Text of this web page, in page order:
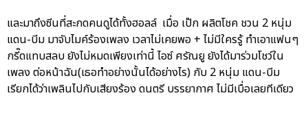
และมาถึงซีนที่สะกดคนดูได้ทั้งฮอลล์ เมื่อ เป๊ก ผลิตโชค ชวน 2 หนุ่ม
แดน-บีม มาจับไมค์ร้องเพลง เวลาไม่เคยพอ + ไม่มีใครรู้ ทำเอาแฟนๆ
กรี๊ดแทบสลบ ยังไม่หมดเพียงเท่านี้ ไอซ์ ศรัณยู ยังได้มาร่วมโชว์ใน
เพลง ต่อหน้าฉัน(เธอทำอย่างนั้นได้อย่างไร) กับ 2 หนุ่ม แดน-บีม
เรียกได้ว่าเพลินไปกับเสียงร้อง ดนตรี บรรยากาศ ไม่มีเบื่อเลยทีเดียว